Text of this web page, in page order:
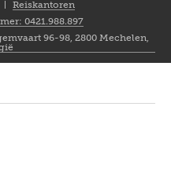
Reiskantoren
0421.988.897
96-98, 2800 Mechelen,